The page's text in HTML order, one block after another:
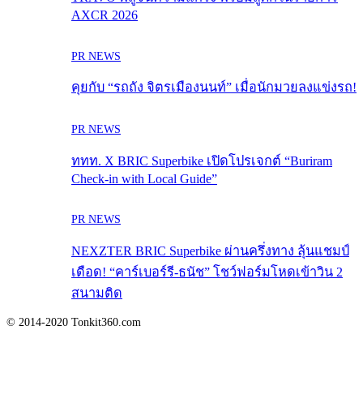
AXCR 2026
PR NEWS
คุยกับ “รถถัง จิตรเมืองนนท์” เมื่อนักมวยลงแข่งรถ!
PR NEWS
ททท. X BRIC Superbike เปิดโปรเจกต์ “Buriram
Check-in with Local Guide”
PR NEWS
NEXZTER BRIC Superbike ผ่านครึ่งทาง ลุ้นแชมป์
เดือด! “คาร์เบอร์รี-ธนัช” โชว์ฟอร์มโหดเข้าวิน 2
สนามติด
© 2014-2020 Tonkit360.com